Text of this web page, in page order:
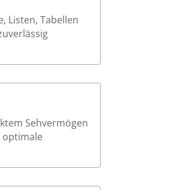
Listen, Tabellen
Sehvermögen
optimale